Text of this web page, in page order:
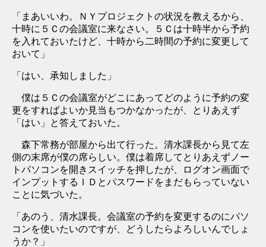
「まあいいわ。ＮＹプロジェクトの状況を教えるから、
十時に５Ｃの会議室に来なさい。５Ｃは十時半から予約
を入れておいたけど、十時から二時間の予約に変更して
おいて」
「はい、承知しました」
僕は５Ｃの会議室がどこにあってどのように予約の変
更をすればよいか見当もつかなかったが、とりあえず
「はい」と答えておいた。
森下常務が部屋から出て行った。清水課長から見て左
側の末席が僕の席らしい。僕は着席してとりあえずノー
トパソコンを開きスイッチを押したが、ログオン画面で
インプットするＩＤとパスワードをまだもらっていない
ことに気づいた。
「あのう、清水課長。会議室の予約を変更するのにパソ
コンを使いたいのですが、どうしたらよろしいんでしょ
うか？」